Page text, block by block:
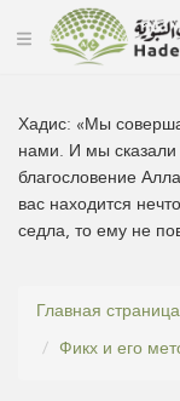
Хадис: «Мы
нами. И мы
благословение
вас находится
седла, то ему не
Главная страница
Фикх и его